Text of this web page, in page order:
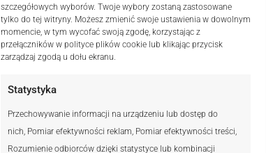
szczegółowych wyborów. Twoje wybory zostaną zastosowane
tylko do tej witryny. Możesz zmienić swoje ustawienia w dowolnym
momencie, w tym wycofać swoją zgodę, korzystając z
przełączników w polityce plików cookie lub klikając przycisk
zarządzaj zgodą u dołu ekranu.
Statystyka
Przechowywanie informacji na urządzeniu lub dostęp do
nich, Pomiar efektywności reklam, Pomiar efektywności treści,
Rozumienie odbiorców dzięki statystyce lub kombinacji